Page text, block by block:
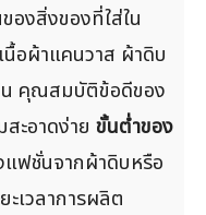
งสิ่งของที่ใส่ใน
นื้อผ้าแคนวาส ผ้าดิบ
น คุณสมบัติข้อดีของ
ะอาดง่าย ขั้นต่ำของ
ฟชั่นจากผ้าดิบหรือ
เวลาการผลิต